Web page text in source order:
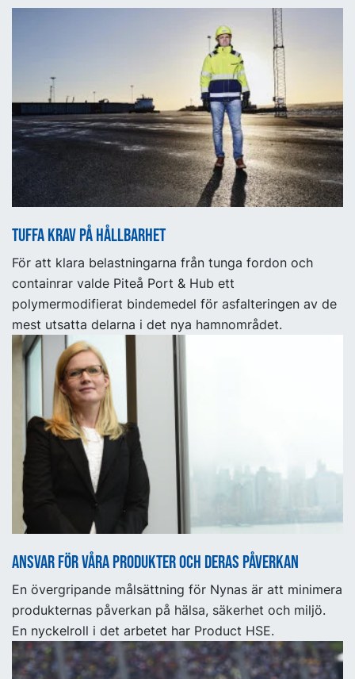
Tuffa krav på hållbarhet
För att klara belastningarna från tunga fordon och
containrar valde Piteå Port & Hub ett
polymermodifierat bindemedel för asfalteringen av de
mest utsatta delarna i det nya hamnområdet.
Ansvar för våra produkter och deras påverkan
En övergripande målsättning för Nynas är att minimera
produkternas påverkan på hälsa, säkerhet och miljö.
En nyckelroll i det arbetet har Product HSE.